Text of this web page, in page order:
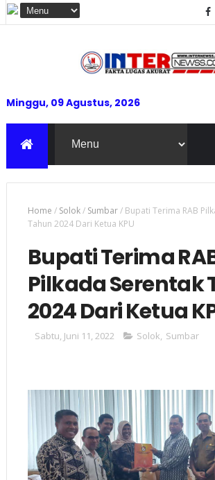
Minggu, 09 Agustus, 2026
Home / Solok/ Sumbar/ Bupati Terima RAB
Tahun 2024 Dari Ketua KPU
Bupati Terima
Pilkada Serentak
2024 Dari Ketua
Sabtu, Juni 11, 2022 Solok, Sumbar